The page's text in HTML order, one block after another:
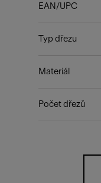
EAN/UPC
Typ dřezu
Materiál
Počet dřezů